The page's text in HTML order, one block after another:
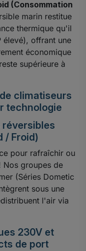
(Consommation
marin restitue
thermique qu'il
élevé), offrant une
économique
supérieure à
climatiseurs
technologie
réversibles
/ Froid)
pour rafraîchir ou
Nos groupes de
(Séries Dometic
sous une
l'air via
230V et
de port